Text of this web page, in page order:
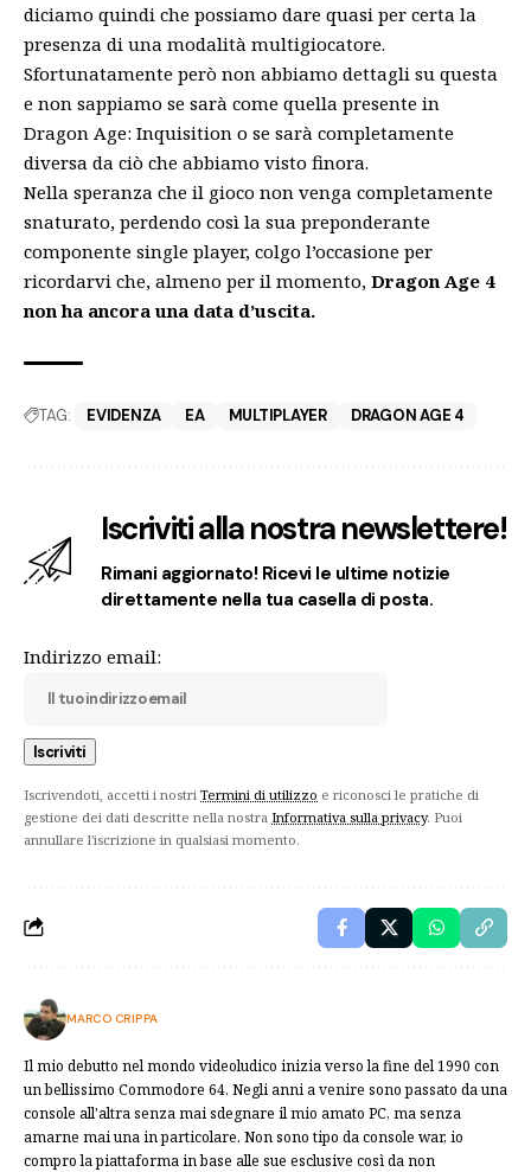
diciamo quindi che possiamo dare quasi per certa la
presenza di una modalità multigiocatore.
Sfortunatamente però non abbiamo dettagli su questa
e non sappiamo se sarà come quella presente in
Dragon Age: Inquisition o se sarà completamente
diversa da ciò che abbiamo visto finora.
Nella speranza che il gioco non venga completamente
snaturato, perdendo così la sua preponderante
componente single player, colgo l’occasione per
ricordarvi che, almeno per il momento, Dragon Age 4
non ha ancora una data d’uscita.
TAG: EVIDENZA EA MULTIPLAYER DRAGON AGE 4
Iscriviti alla nostra newslettere!
Rimani aggiornato! Ricevi le ultime notizie
direttamente nella tua casella di posta.
Indirizzo email:
Iscrivendoti, accetti i nostri Termini di utilizzo e riconosci le pratiche di
gestione dei dati descritte nella nostra Informativa sulla privacy. Puoi
annullare l'iscrizione in qualsiasi momento.
MARCO CRIPPA
Il mio debutto nel mondo videoludico inizia verso la fine del 1990 con
un bellissimo Commodore 64. Negli anni a venire sono passato da una
console all'altra senza mai sdegnare il mio amato PC, ma senza
amarne mai una in particolare. Non sono tipo da console war, io
compro la piattaforma in base alle sue esclusive così da non